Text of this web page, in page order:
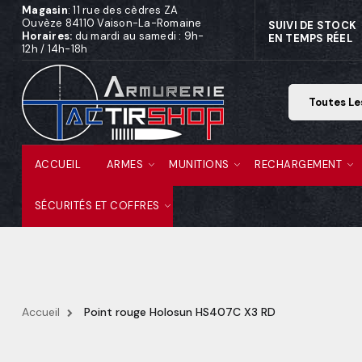
Magasin: 11 rue des cèdres ZA
Ouvèze 84110 Vaison-La-Romaine
Horaires: du mardi au samedi : 9h-
12h / 14h-18h
SUIVI DE STOCK
EN TEMPS RÉEL
ACCUEIL ARMES MUNITIONS RECHARGEMENT
SÉCURITÉS ET COFFRES
Accueil Point rouge Holosun HS407C X3 RD